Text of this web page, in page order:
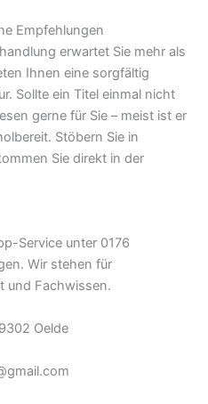
Empfehlungen
erwartet Sie mehr als
Ihnen eine sorgfältig
Sollte ein Titel einmal nicht
gerne für Sie – meist ist er
Stöbern Sie in
Sie direkt in der
Service unter 0176
Wir stehen für
und Fachwissen.
Oelde